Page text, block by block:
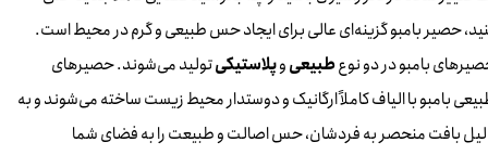
حصیر بامبو گزینه‌ای عالی برای ایجاد حس طبیعی و گرم در محیط است.
بامبو در دو نوعطبیعیوپلاستیکیتولید می‌شوند. حصیرهای
بامبو با الیاف کاملاً ارگانیک و دوستدار محیط زیست ساخته می‌شوند و به
بافت منحصر به فردشان، حس اصالت و طبیعت را به فضای شما